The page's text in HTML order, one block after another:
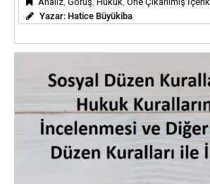
Yazar: Hatice Büyükiba